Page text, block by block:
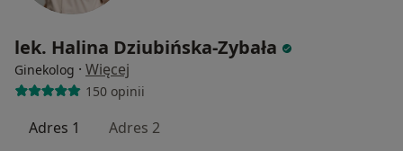
lek. Halina Dziubińska-Zybała
Ginekolog · Więcej
150 opinii
Adres 1 Adres 2